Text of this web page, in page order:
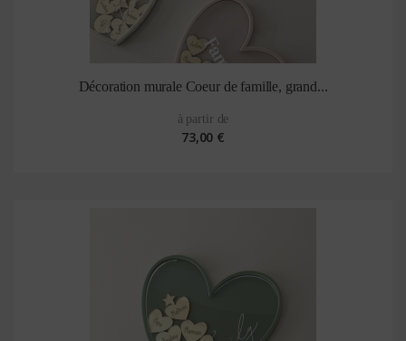
Décoration murale Coeur de famille, grand...
à partir de
73,00 €